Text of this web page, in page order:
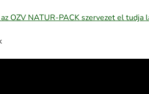
OZV NATUR-PACK szervezet el tudja